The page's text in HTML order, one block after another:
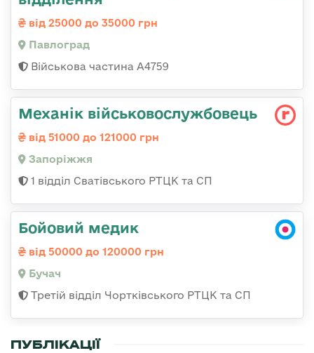
від 25000 до 35000 грн
Павлоград
Військова частина А4759
Механік військовослужбовець
від 51000 до 121000 грн
Запоріжжя
1 відділ Сватівського РТЦК та СП
Бойовий медик
від 50000 до 120000 грн
Бучач
Третій відділ Чортківського РТЦК та СП
ПУБЛІКАЦІЇ